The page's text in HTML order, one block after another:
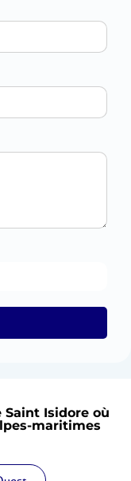
Saint Isidore où
maritimes